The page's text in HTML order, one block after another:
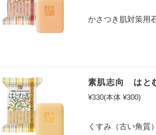
かさつき肌対策用
素肌志向 はと
¥330(本体 ¥300)
くすみ（古い角質